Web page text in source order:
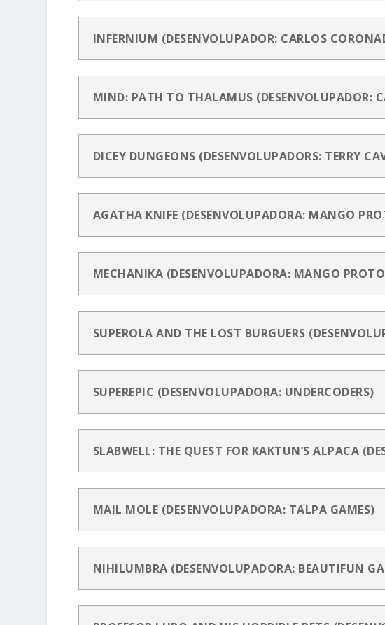
INFERNIUM (DESENVOLUPADOR: CARLOS
MIND: PATH TO THALAMUS (DESENVOLUPADOR:
DICEY DUNGEONS (DESENVOLUPADORS: TERRY
AGATHA KNIFE (DESENVOLUPADORA: MANGO
MECHANIKA (DESENVOLUPADORA: MANGO
SUPEROLA AND THE LOST BURGUERS
SUPEREPIC (DESENVOLUPADORA: UNDERCODERS)
SLABWELL: THE QUEST FOR KAKTUN’S ALPACA
MAIL MOLE (DESENVOLUPADORA: TALPA GAMES)
NIHILUMBRA (DESENVOLUPADORA: BEAUTIFUN